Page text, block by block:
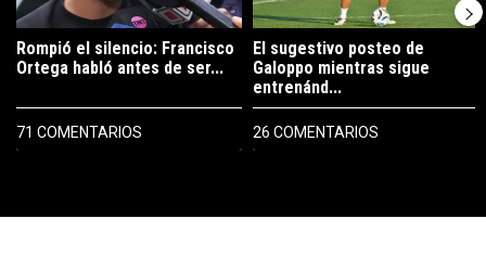
Rompió el silencio: Francisco
Ortega habló antes de ser...
71 COMENTARIOS
El sugestivo posteo de
Galoppo mientras sigue
entrenánd...
26 COMENTARIOS